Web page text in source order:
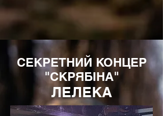
СЕКРЕТНИЙ КОНЦЕР
"СКРЯБІНА"
ЛЕЛЕКА